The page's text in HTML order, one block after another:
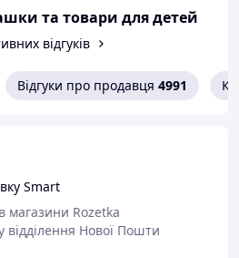
х 15,5 х 5 см.
та товари для детей
відгуків
Відгуки про продавця 4991
Smart
магазини Rozetka
відділення Нової Пошти